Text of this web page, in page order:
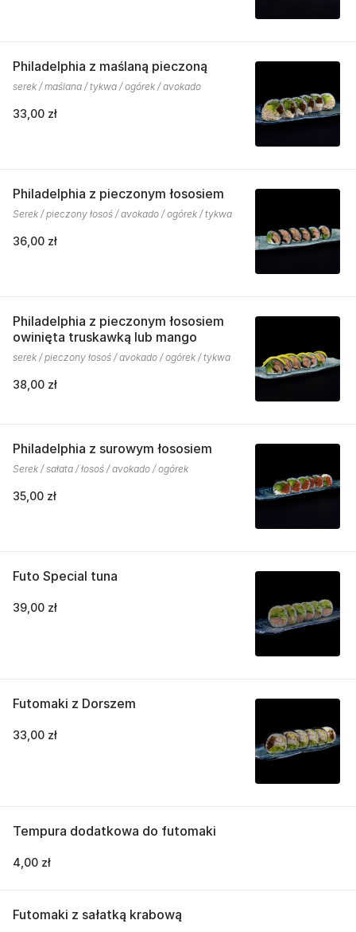
Philadelphia z maślaną pieczoną
serek / maślana / tykwa / ogórek / avokado
33,00 zł
Philadelphia z pieczonym łososiem
Serek / pieczony łosoś / avokado / ogórek / tykwa
36,00 zł
Philadelphia z pieczonym łososiem
owinięta truskawką lub mango
serek / pieczony łosoś / avokado / ogórek / tykwa
38,00 zł
Philadelphia z surowym łososiem
Serek / sałata / łosoś / avokado / ogórek
35,00 zł
Futo Special tuna
39,00 zł
Futomaki z Dorszem
33,00 zł
Tempura dodatkowa do futomaki
4,00 zł
Futomaki z sałatką krabową